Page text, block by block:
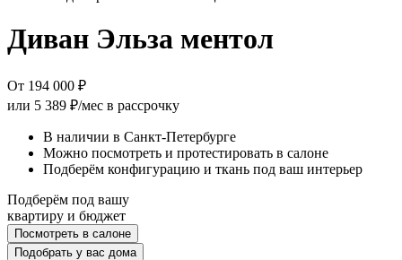
Диван Эльза ментол
От 194 000 ₽
или 5 389 ₽/мес в рассрочку
В наличии в Санкт-Петербурге
Можно посмотреть и протестировать в салоне
Подберём конфигурацию и ткань под ваш интерьер
Подберём под вашу
квартиру и бюджет
Посмотреть в салоне
Подобрать у вас дома